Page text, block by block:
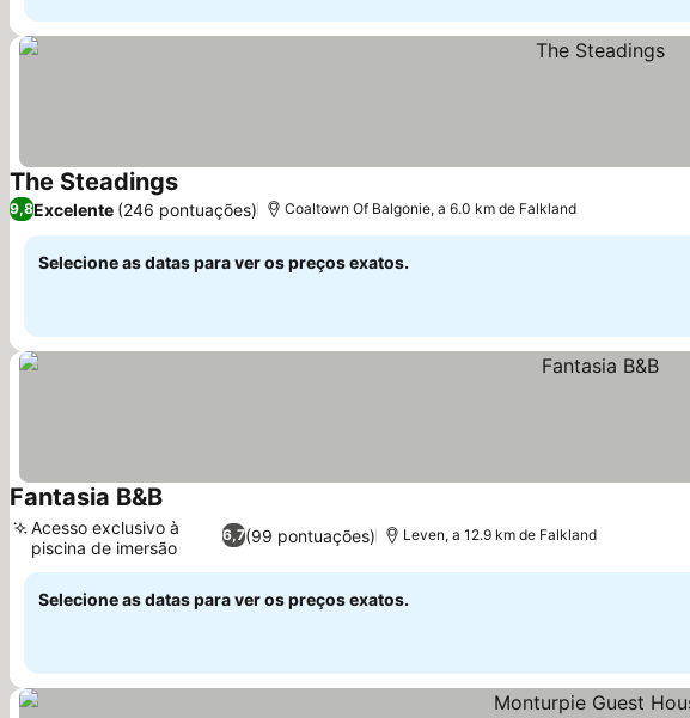
The SteadingsVer preços
9,8Excelente (246 pontuações) Coaltown Of Balgonie, a 6.0 km de Falkland
Selecione as datas para ver os preços exatos.
Fantasia B&BVer preços
6,7(99 pontuações)
Acesso exclusivo à
piscina de imersão
Leven, a 12.9 km de Falkland
Selecione as datas para ver os preços exatos.